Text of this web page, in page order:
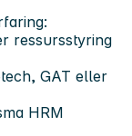
ressursstyring
GAT eller
HRM